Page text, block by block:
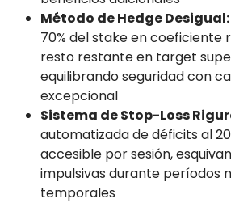
Método de Hedge Desigual:
70% del stake en coeficiente
resto restante en target
equilibrando seguridad con
excepcional
Sistema de Stop-Loss
automatizada de déficits al
accesible por sesión,
impulsivas durante períodos
temporales